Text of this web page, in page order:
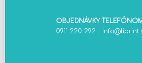
OBJEDNÁVKY
0911 220 292